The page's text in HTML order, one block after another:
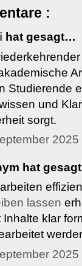
:
hat gesagt…
Studierende
und
sorgt.
2025
hat
lassen
Inhalte klar
2025